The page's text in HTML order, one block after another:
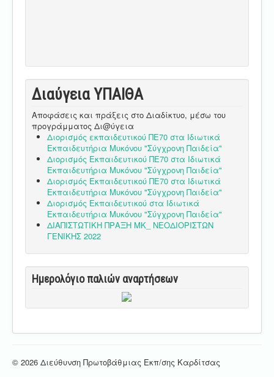
Διαύγεια ΥΠΑΙΘA
Αποφάσεις και πράξεις στο Διαδίκτυο, μέσω του
προγράμματος Δι@ύγεια
Διορισμός εκπαιδευτικού ΠΕ70 στα Ιδιωτικά
Εκπαιδευτήρια Μυκόνου "Σύγχρονη Παιδεία"
Διορισμός Εκπαιδευτικού ΠΕ70 στα Ιδιωτικά
Εκπαιδευτήρια Μυκόνου "Σύγχρονη Παιδεία"
Διορισμός Εκπαιδευτικού ΠΕ70 στα Ιδιωτικά
Εκπαιδευτήρια Μυκόνου "Σύγχρονη Παιδεία"
Διορισμός Εκπαιδευτικού στα Ιδιωτικά
Εκπαιδευτήρια Μυκόνου "Σύγχρονη Παιδεία"
ΔΙΑΠΙΣΤΩΤΙΚΗ ΠΡΑΞΗ ΜΚ_ ΝΕΟΔΙΟΡΙΣΤΩΝ
ΓΕΝΙΚΗΣ 2022
Ημερολόγιο παλιών αναρτήσεων
© 2026 Διεύθυνση Πρωτοβάθμιας Εκπ/σης Καρδίτσας